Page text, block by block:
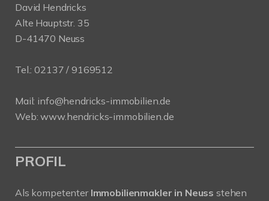
David Hendricks
Alte Hauptstr. 35
D-41470 Neuss
Tel.: 02137 / 9169512
Mail: info@hendricks-immobilien.de
Web:www.hendricks-immobilien.de
PROFIL
Als kompetenter Immobilienmakler in Neuss stehen